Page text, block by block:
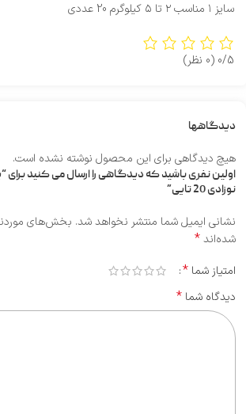
سایز ۱ مناسب ۲ تا ۵ کیلوگرم 20 عددی
0/5 (0 نظر)
دیدگاهها
هیچ دیدگاهی برای این محصول نوشته نشده است.
نوزادی 20 تایی”
نشانی ایمیل شما منتشر نخواهد شد. بخش‌های
شده‌اند*
امتیاز شما *
دیدگاه شما *